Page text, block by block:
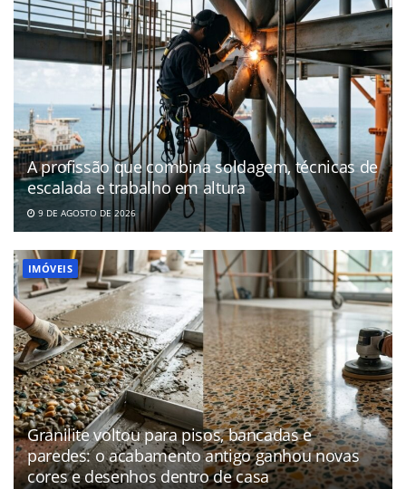
A profissão que combina soldagem, técnicas de
escalada e trabalho em altura
9 DE AGOSTO DE 2026
IMÓVEIS
Granilite voltou para pisos, bancadas e
paredes: o acabamento antigo ganhou novas
cores e desenhos dentro de casa